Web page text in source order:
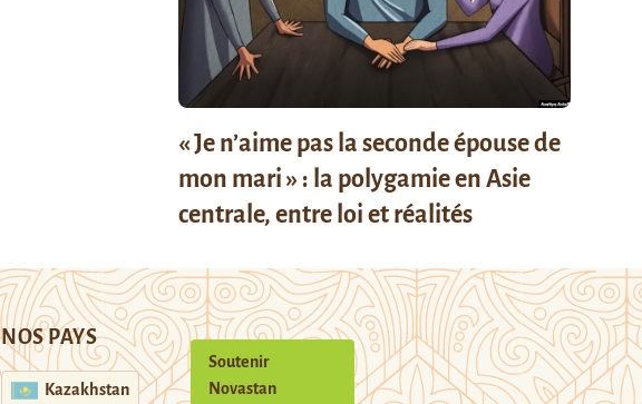
« Je n’aime pas la seconde épouse de
mon mari » : la polygamie en Asie
centrale, entre loi et réalités
NOS PAYS
Kazakhstan
Soutenir
Novastan